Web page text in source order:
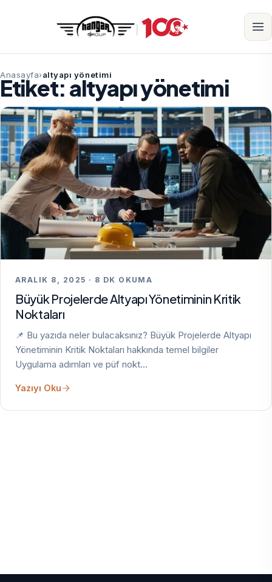
Anasayfa altyapı yönetimi
Etiket:altyapı yönetimi
ARALIK 8, 2025 · 8 DK OKUMA
Büyük Projelerde Altyapı Yönetiminin Kritik
Noktaları
📌 Bu yazıda neler bulacaksınız? Büyük Projelerde Altyapı
Yönetiminin Kritik Noktaları hakkında temel bilgiler
Uygulama adımları ve püf nokt…
Yazıyı Oku